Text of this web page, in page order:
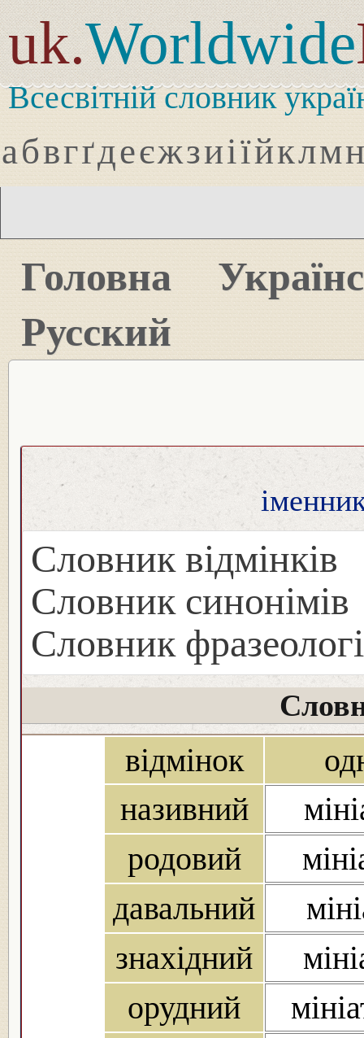
uk.Worldwide
Всесвітній словник
абвгґдеєжзиіїйклмн
Головна
Русский
Словник відмінків
Словник синонімів
Словник
відмінок
називний
родовий
давальний
знахідний
орудний